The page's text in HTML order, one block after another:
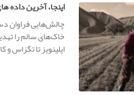
اینجا، آخرین داده
چالش‌هایی فراوان
خاک‌های سالم را
ایلینویز تا تگزاس و